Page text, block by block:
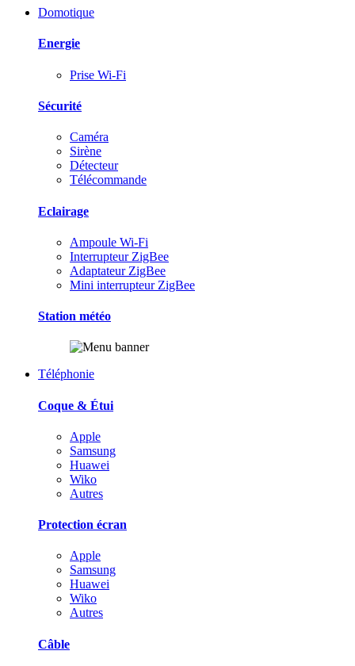
Domotique
Energie
Prise Wi-Fi
Sécurité
Caméra
Sirène
Détecteur
Télécommande
Eclairage
Ampoule Wi-Fi
Interrupteur ZigBee
Adaptateur ZigBee
Mini interrupteur ZigBee
Station météo
Téléphonie
Coque & Étui
Apple
Samsung
Huawei
Wiko
Autres
Protection écran
Apple
Samsung
Huawei
Wiko
Autres
Câble